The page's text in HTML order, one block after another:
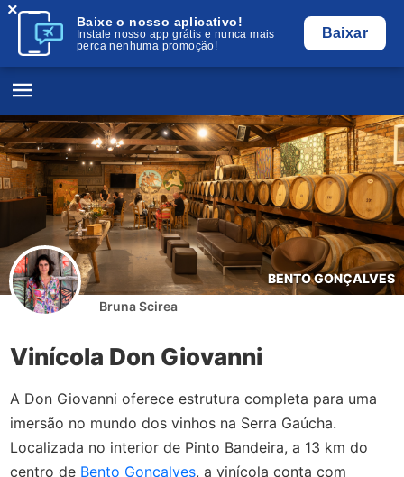
Baixe o nosso aplicativo!
Instale nosso app grátis e nunca mais
perca nenhuma promoção!
Baixar
×
BENTO GONÇALVES
Bruna Scirea
Vinícola Don Giovanni
A Don Giovanni oferece estrutura completa para uma
imersão no mundo dos vinhos na Serra Gaúcha.
Localizada no interior de Pinto Bandeira, a 13 km do
centro de Bento Gonçalves, a vinícola conta com